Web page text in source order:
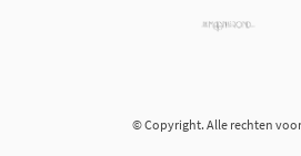
© Copyright. Alle rechten